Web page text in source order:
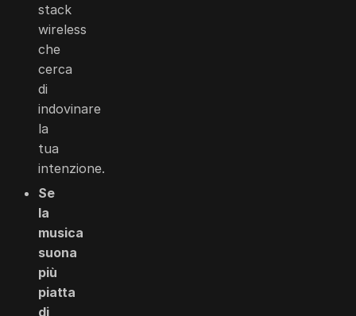
stack
wireless
che
cerca
di
indovinare
la
tua
intenzione.
Se
la
musica
suona
più
piatta
di